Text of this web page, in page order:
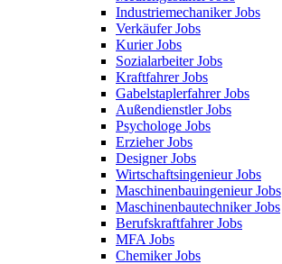
Industriemechaniker Jobs
Verkäufer Jobs
Kurier Jobs
Sozialarbeiter Jobs
Kraftfahrer Jobs
Gabelstaplerfahrer Jobs
Außendienstler Jobs
Psychologe Jobs
Erzieher Jobs
Designer Jobs
Wirtschaftsingenieur Jobs
Maschinenbauingenieur Jobs
Maschinenbautechniker Jobs
Berufskraftfahrer Jobs
MFA Jobs
Chemiker Jobs